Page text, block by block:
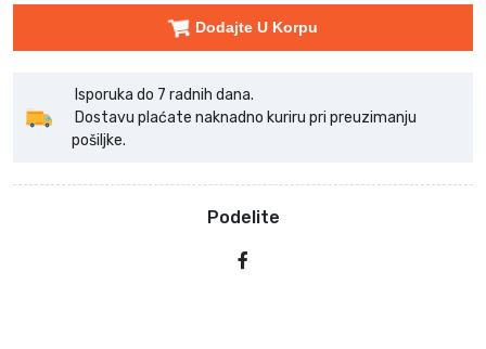
Dodajte U Korpu
Isporuka do 7 radnih dana.
Dostavu plaćate naknadno kuriru pri preuzimanju
pošiljke.
Podelite